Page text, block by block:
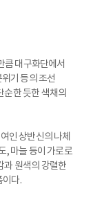
큼 대구화단에서
기 등의 조선
순한 듯한 색채의
인 상반신의 나체
, 마늘 등이 가로로
과 원색의 강렬한
이다.